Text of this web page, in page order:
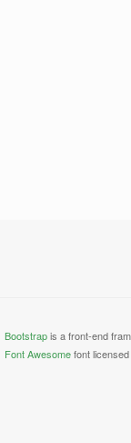
Bootstrapis a front-end
Font Awesomefont